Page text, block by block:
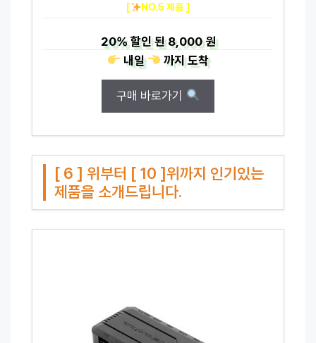
[ NO.5 제품 ]
20%할인 된8,000 원
내일
까지도착
구매 바로가기
[ 6 ] 위부터 [ 10 ]위까지 인기있는
제품을 소개드립니다.